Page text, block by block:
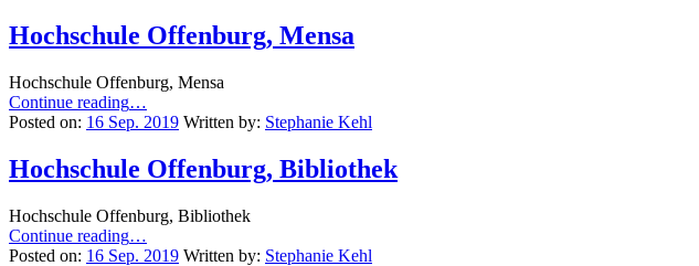
und
Informationsgebäude
Hochschule Offenburg, Mensa
Hochschule Offenburg, Mensa
Continue reading“Hochschule
Offenburg,
…
Posted on: 16 Sep. 2019 Written by: Stephanie Kehl
Hochschule Offenburg, Bibliothek
Hochschule Offenburg, Bibliothek
Continue reading“Hochschule
Offenburg,
…
Posted on: 16 Sep. 2019 Written by: Stephanie Kehl